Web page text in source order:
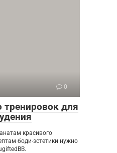
0
для
красивого
бо­ди-эс­те­ти­ки нужно